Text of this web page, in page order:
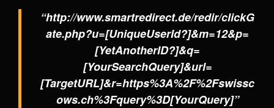
“http://www.smartredirect.de/redir/clickG
ate.php?u=[UniqueUserId?]&m=12&p=
[YetAnotherID?]&q=
[YourSearchQuery]&url=
[TargetURL]&r=https%3A%2F%2Fswissc
ows.ch%3Fquery%3D[YourQuery]”